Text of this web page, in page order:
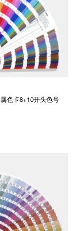
色卡8+10开头色号
购物车